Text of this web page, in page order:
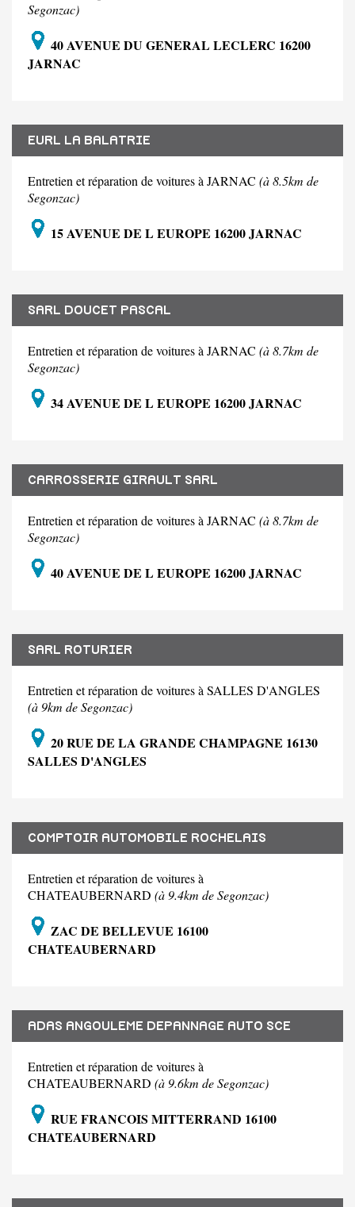
Segonzac)
40 AVENUE DU GENERAL LECLERC 16200
JARNAC
EURL LA BALATRIE
Entretien et réparation de voitures à JARNAC (à 8.5km de
Segonzac)
15 AVENUE DE L EUROPE 16200 JARNAC
SARL DOUCET PASCAL
Entretien et réparation de voitures à JARNAC (à 8.7km de
Segonzac)
34 AVENUE DE L EUROPE 16200 JARNAC
CARROSSERIE GIRAULT SARL
Entretien et réparation de voitures à JARNAC (à 8.7km de
Segonzac)
40 AVENUE DE L EUROPE 16200 JARNAC
SARL ROTURIER
Entretien et réparation de voitures à SALLES D'ANGLES
(à 9km de Segonzac)
20 RUE DE LA GRANDE CHAMPAGNE 16130
SALLES D'ANGLES
COMPTOIR AUTOMOBILE ROCHELAIS
Entretien et réparation de voitures à
CHATEAUBERNARD (à 9.4km de Segonzac)
ZAC DE BELLEVUE 16100
CHATEAUBERNARD
ADAS ANGOULEME DEPANNAGE AUTO SCE
Entretien et réparation de voitures à
CHATEAUBERNARD (à 9.6km de Segonzac)
RUE FRANCOIS MITTERRAND 16100
CHATEAUBERNARD